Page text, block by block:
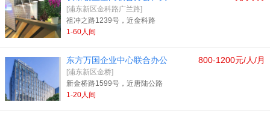
[浦东新区金科路广兰路]
祖冲之路1239号，近金科路
1-60人间
800-1200元/人/月
东方万国企业中心联合办公
[浦东新区金桥]
新金桥路1599号，近唐陆公路
1-20人间